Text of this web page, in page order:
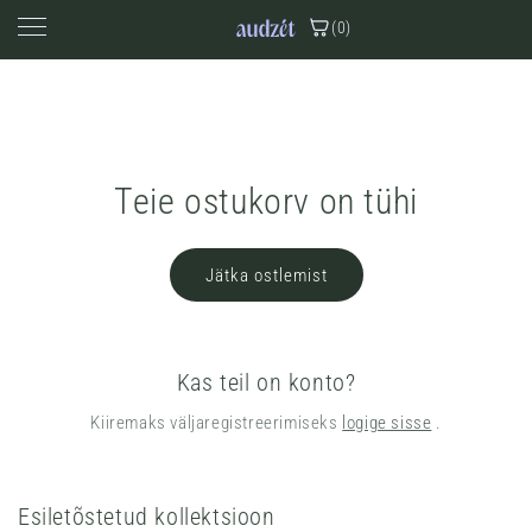
sisu
(0)
Teie ostukorv on tühi
Jätka ostlemist
Kas teil on konto?
Kiiremaks väljaregistreerimiseks logige sisse .
Esiletõstetud kollektsioon